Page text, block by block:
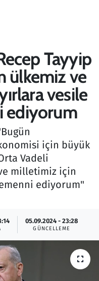
Tayyip
ülkemiz ve
vesile
ediyorum
için büyük
Vadeli
ve milletimiz için
ediyorum"
05.09.2024 - 23:28
GÜNCELLEME